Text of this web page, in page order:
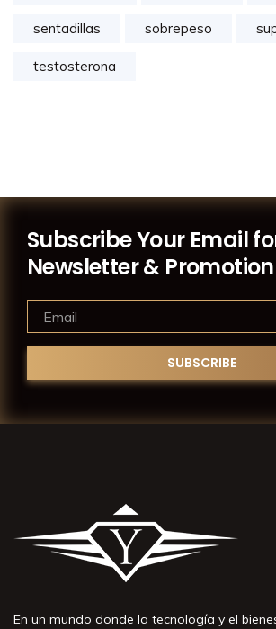
sentadillas sobrepeso
testosterona
Subscribe Your Email
Newsletter & Promotion
En un mundo donde la tecnología y el